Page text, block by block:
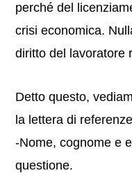
perché del
crisi economica.
diritto del lavoratore
Detto questo,
la lettera di
-Nome, cognome e
questione.